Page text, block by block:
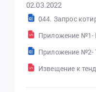
02.03.2022
Приложение №1-
Приложение №2-